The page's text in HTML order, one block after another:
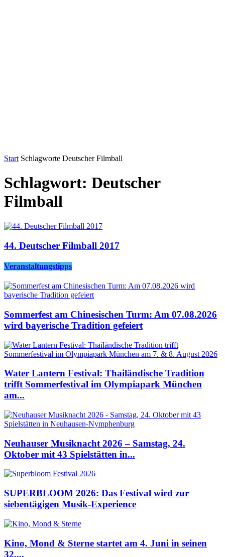
Start Schlagworte Deutscher Filmball
Schlagwort: Deutscher
Filmball
44. Deutscher Filmball 2017
Veranstaltungstipps
Sommerfest am Chinesischen Turm: Am 07.08.2026
wird bayerische Tradition gefeiert
Water Lantern Festival: Thailändische Tradition
trifft Sommerfestival im Olympiapark München
am...
Neuhauser Musiknacht 2026 – Samstag, 24.
Oktober mit 43 Spielstätten in...
SUPERBLOOM 2026: Das Festival wird zur
siebentägigen Musik-Experience
Kino, Mond & Sterne startet am 4. Juni in seinen
32....